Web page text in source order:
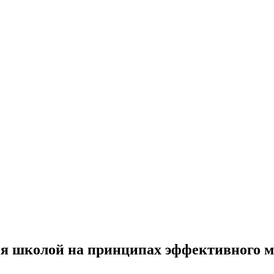
школой на принципах эффективного